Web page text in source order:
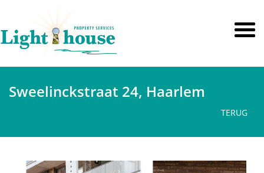
Sweelinckstraat 24, Haarlem
TERUG